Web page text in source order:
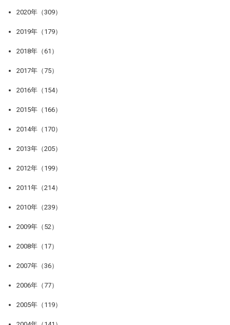
2020年（309）
2019年（179）
2018年（61）
2017年（75）
2016年（154）
2015年（166）
2014年（170）
2013年（205）
2012年（199）
2011年（214）
2010年（239）
2009年（52）
2008年（17）
2007年（36）
2006年（77）
2005年（119）